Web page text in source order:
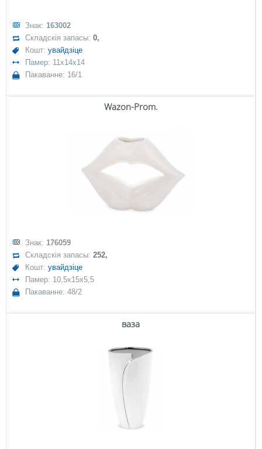
Знак: 163002
Складскія запасы:0,
Кошт:увайдзіце
Памер: 11x14x14
Пакаванне: 16/1
Wazon-Prom.
Знак: 176059
Складскія запасы:252,
Кошт:увайдзіце
Памер: 10,5x15x5,5
Пакаванне: 48/2
ваза